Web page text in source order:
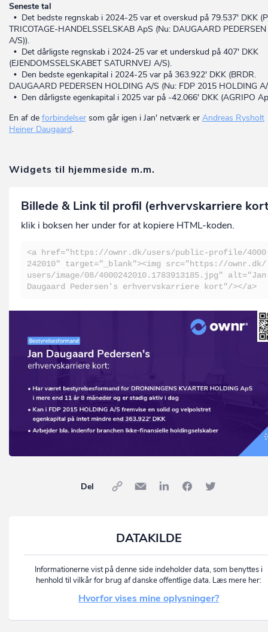
Seneste tal
• Det bedste regnskab i 2024-25 var et overskud på 79.537' DKK
TRICOTAGE-HANDELSSELSKAB ApS (Nu: DAUGAARD PEDERSEN
A/S)).
• Det dårligste regnskab i 2024-25 var et underskud på 407' DKK
(EJENDOMSSELSKABET SATURNVEJ A/S).
• Den bedste egenkapital i 2024-25 var på 363.922' DKK (BRDR.
DAUGAARD PEDERSEN HOLDING A/S (Nu: FDP 2015 HOLDING
• Den dårligste egenkapital i 2025 var på -42.066' DKK (AGRIPO
En af de forbindelser som går igen i Jan' netværk er Andreas Rysholt
Heiner Daugaard.
Widgets til hjemmeside m.m.
Billede & Link til profil (erhvervskarriere
klik i boksen her under for at kopiere HTML-koden.
<a href="https://ownr.dk/users/public-profile/4000
242010" target="_blank"><img src="https://ownr.dk/
users/image/08/4000242010.1783913185.jpg" alt="Jan
Daugaard Pedersen's erhvervskarriere kort"/></a>
Del
DATAKILDE
Informationerne vist på denne side indeholder data, som benyttes i
henhold til vilkår for brug af danske offentlige data. Læs mere her:
Hvorfor vises mine oplysninger?